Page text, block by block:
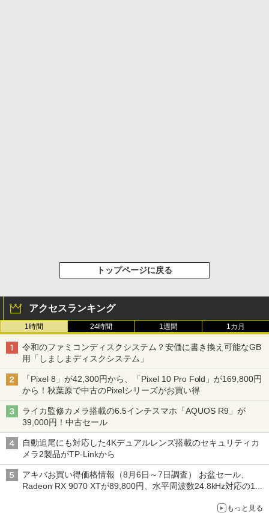
トップページに戻る
アクセスランキング
1時間 24時間 1週間 1カ月
令和のファミコンディスクシステム？安価に書き換え可能なGB
用「しましまディスクシステム」
「Pixel 8」が42,300円から、「Pixel 10 Pro Fold」が169,800円
から！秋葉原で中古のPixelシリーズがお買い得
ライカ監修カメラ搭載の6.5インチスマホ「AQUOS R9」が
39,000円！中古セール
自動追尾にも対応した4Kデュアルレンズ搭載のセキュリティカ
メラ2製品がTP-Linkから
アキバお買い得価格情報（8月6日～7日調査） お盆セール、
Radeon RX 9070 XTが89,800円、水平周波数24.8kHz対応の17
もっと見る